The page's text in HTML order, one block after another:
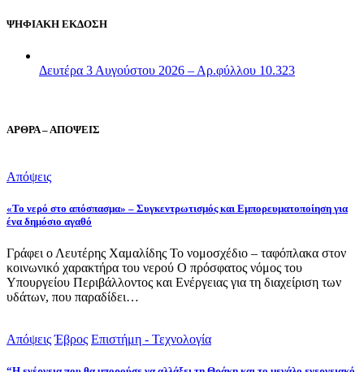
ΨΗΦΙΑΚΗ ΕΚΔΟΣΗ
Δευτέρα 3 Αυγούστου 2026 – Αρ.φύλλου 10.323
ΑΡΘΡΑ – ΑΠΟΨΕΙΣ
Απόψεις
«Το νερό στο απόσπασμα» – Συγκεντρωτισμός και Εμπορευματοποίηση για
ένα δημόσιο αγαθό
Γράφει ο Λευτέρης Χαμαλίδης Το νομοσχέδιο – ταφόπλακα στον
κοινωνικό χαρακτήρα του νερού Ο πρόσφατος νόμος του
Υπουργείου Περιβάλλοντος και Ενέργειας για τη διαχείριση των
υδάτων, που παραδίδει…
Απόψεις Έβρος Επιστήμη - Τεχνολογία